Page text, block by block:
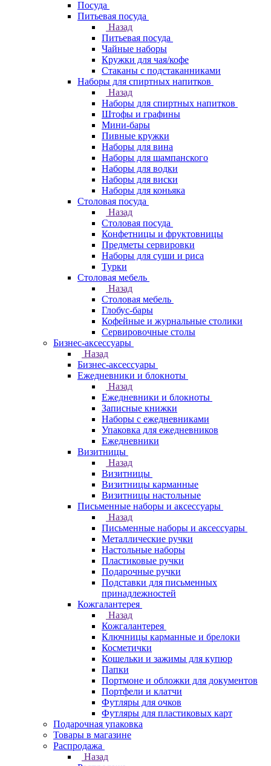
Посуда
Питьевая посуда
Назад
Питьевая посуда
Чайные наборы
Кружки для чая/кофе
Стаканы с подстаканниками
Наборы для спиртных напитков
Назад
Наборы для спиртных напитков
Штофы и графины
Мини-бары
Пивные кружки
Наборы для вина
Наборы для шампанского
Наборы для водки
Наборы для виски
Наборы для коньяка
Столовая посуда
Назад
Столовая посуда
Конфетницы и фруктовницы
Предметы сервировки
Наборы для суши и риса
Турки
Столовая мебель
Назад
Столовая мебель
Глобус-бары
Кофейные и журнальные столики
Сервировочные столы
Бизнес-аксессуары
Назад
Бизнес-аксессуары
Ежедневники и блокноты
Назад
Ежедневники и блокноты
Записные книжки
Наборы с ежедневниками
Упаковка для ежедневников
Ежедневники
Визитницы
Назад
Визитницы
Визитницы карманные
Визитницы настольные
Письменные наборы и аксессуары
Назад
Письменные наборы и аксессуары
Металлические ручки
Настольные наборы
Пластиковые ручки
Подарочные ручки
Подставки для письменных
принадлежностей
Кожгалантерея
Назад
Кожгалантерея
Ключницы карманные и брелоки
Косметички
Кошельки и зажимы для купюр
Папки
Портмоне и обложки для документов
Портфели и клатчи
Футляры для очков
Футляры для пластиковых карт
Подарочная упаковка
Товары в магазине
Распродажа
Назад